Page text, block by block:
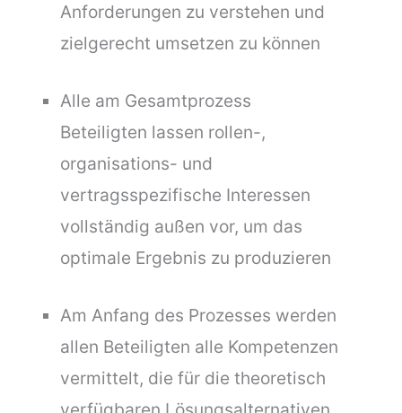
Anforderungen zu verstehen und
zielgerecht umsetzen zu können
Alle am Gesamtprozess
Beteiligten lassen rollen-,
organisations- und
vertragsspezifische Interessen
vollständig außen vor, um das
optimale Ergebnis zu produzieren
Am Anfang des Prozesses werden
allen Beteiligten alle Kompetenzen
vermittelt, die für die theoretisch